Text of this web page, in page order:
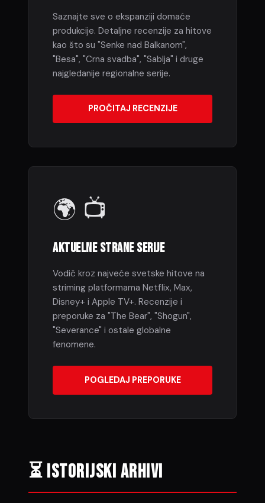
Saznajte sve o ekspanziji domaće
produkcije. Detaljne recenzije za hitove
kao što su "Senke nad Balkanom",
"Besa", "Crna svadba", "Sablja" i druge
najgledanije regionalne serije.
PROČITAJ RECENZIJE
🌍 📺
AKTUELNE STRANE SERIJE
Vodič kroz najveće svetske hitove na
striming platformama Netflix, Max,
Disney+ i Apple TV+. Recenzije i
preporuke za "The Bear", "Shogun",
"Severance" i ostale globalne
fenomene.
POGLEDAJ PREPORUKE
⏳ ISTORIJSKI ARHIVI